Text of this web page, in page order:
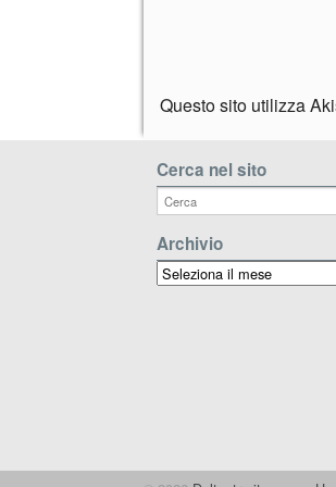
Questo sito utilizza
Cerca nel sito
Archivio
Archivio